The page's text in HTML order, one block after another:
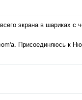
экрана в шариках с
Присоединяюсь к